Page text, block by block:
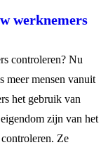
werknemers
controleren? Nu
meer mensen vanuit
het gebruik van
zijn van het
Ze